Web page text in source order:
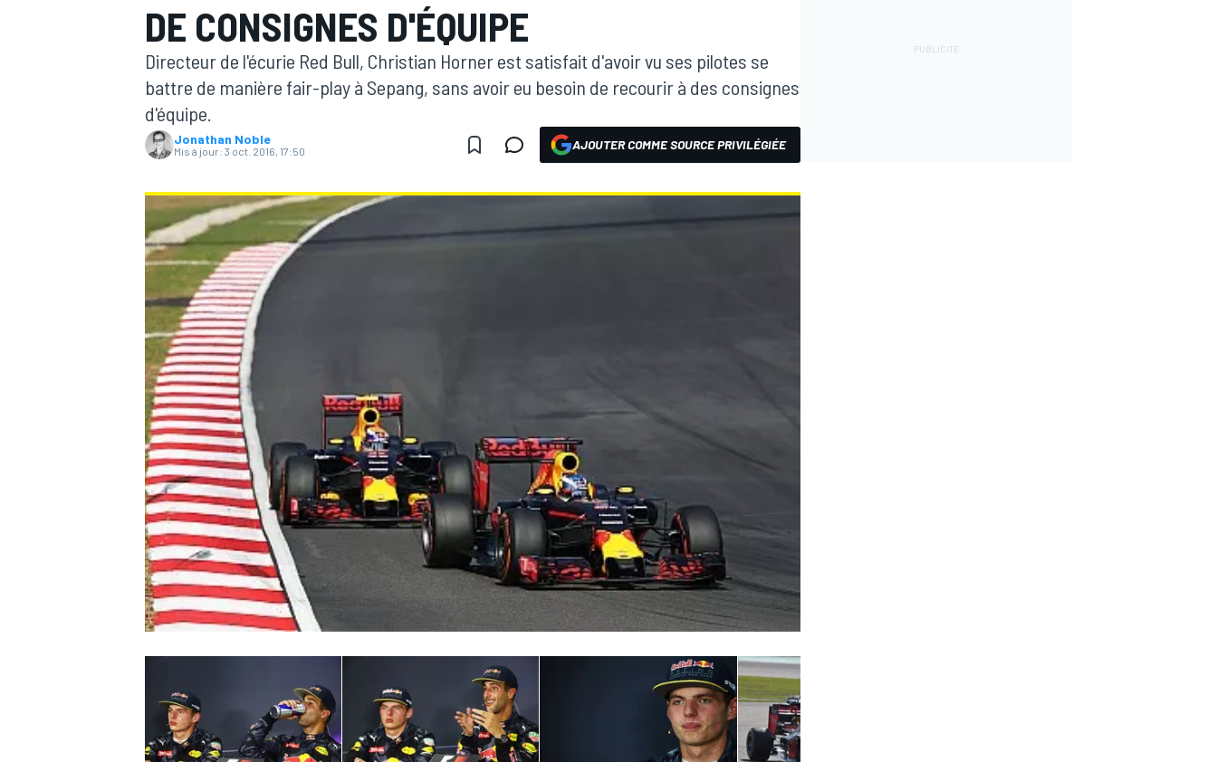
MOTOGP
WRC
WEC
DE CONSIGNES D'ÉQUIPE
Directeur de l'écurie Red Bull, Christian Horner est satisfait d'avoir vu ses pilotes se
battre de manière fair-play à Sepang, sans avoir eu besoin de recourir à des consignes
d'équipe.
Jonathan Noble
Mis à jour: 3 oct. 2016, 17:50 AJOUTER COMME SOURCE PRIVILÉGIÉE